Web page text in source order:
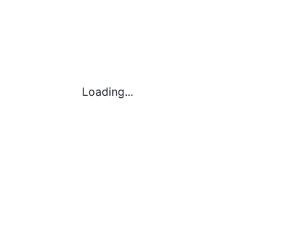
Loading...